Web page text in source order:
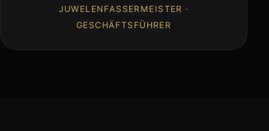
JUWELENFASSERMEISTER ·
GESCHÄFTSFÜHRER